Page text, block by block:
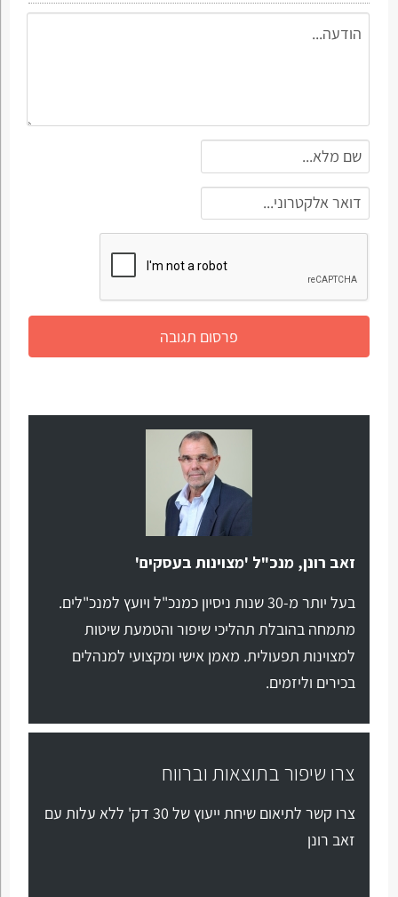
זאב רונן, מנכ"ל 'מצוינות בעסקים'
בעל יותר מ-30 שנות ניסיון כמנכ"ל ויועץ למנכ"לים.
מתמחה בהובלת תהליכי שיפור והטמעת שיטות
למצוינות תפעולית. מאמן אישי ומקצועי למנהלים
בכירים וליזמים.
צרו שיפור בתוצאות וברווח
צרו קשר לתיאום שיחת ייעוץ של 30 דק' ללא עלות עם
זאב רונן